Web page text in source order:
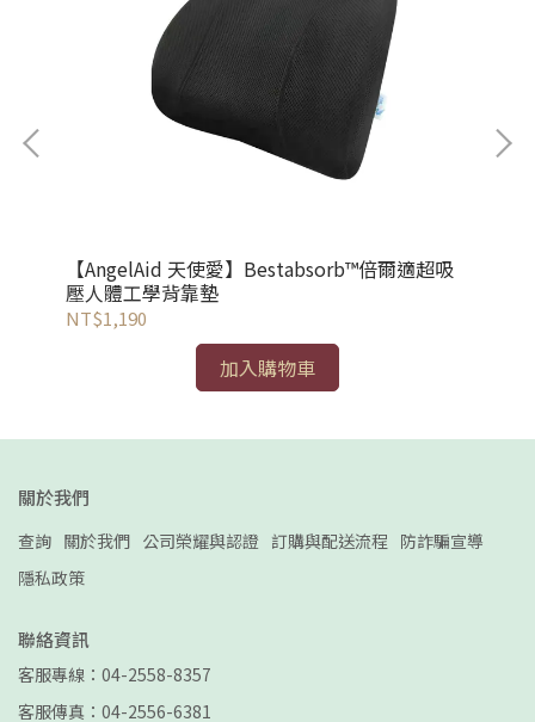
【AngelAid 天使愛】Bestabsorb™倍爾適超吸
壓人體工學背靠墊
NT$1,190
加入購物車
關於我們
查詢 關於我們 公司榮耀與認證 訂購與配送流程 防詐騙宣導
隱私政策
聯絡資訊
客服專線：04-2558-8357
客服傳真：04-2556-6381